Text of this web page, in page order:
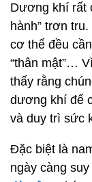
Dương khí rất
hành” trơn
cơ thể đều
“thân mật”…
thấy rằng
dương khí để
và duy trì sức
Đặc biệt là
ngày càng